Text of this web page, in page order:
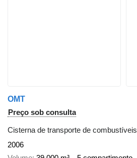
OMT
Preço sob consulta
Cisterna de transporte de combustíveis
2006